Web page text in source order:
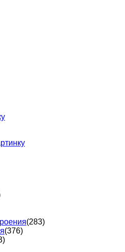
(283)
(376)